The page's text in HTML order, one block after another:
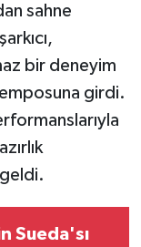
sahne
bir deneyim
girdi.
Sueda'sı